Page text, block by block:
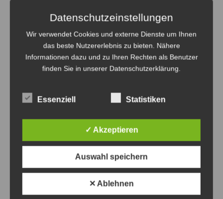
Rethen/Bahnhof und
Müllingen/Sarstedter Straße entfallen
Datenschutzeinstellungen
Wir verwendet Cookies und externe Dienste um Ihnen
das beste Nutzererlebnis zu bieten. Nähere
Informationen dazu und zu Ihren Rechten als Benutzer
finden Sie in unserer Datenschutzerklärung.
Essenziell Statistiken
✓ Akzeptieren
Auswahl speichern
✕ Ablehnen